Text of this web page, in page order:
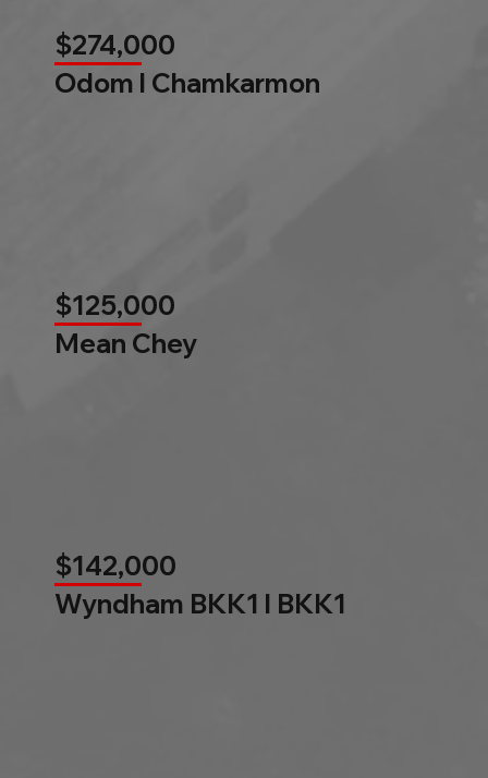
$274,000
Odom l Chamkarmon
$125,000
Mean Chey
$142,000
Wyndham BKK1 l BKK1